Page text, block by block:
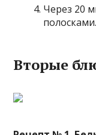
Через 20
полосками.
Вторые